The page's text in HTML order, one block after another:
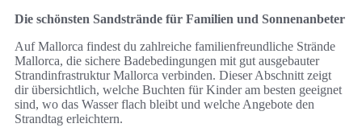
Die schönsten Sandstrände für Familien und Sonnenanbeter
Auf Mallorca findest du zahlreiche familienfreundliche Strände
Mallorca, die sichere Badebedingungen mit gut ausgebauter
Strandinfrastruktur Mallorca verbinden. Dieser Abschnitt zeigt
dir übersichtlich, welche Buchten für Kinder am besten geeignet
sind, wo das Wasser flach bleibt und welche Angebote den
Strandtag erleichtern.